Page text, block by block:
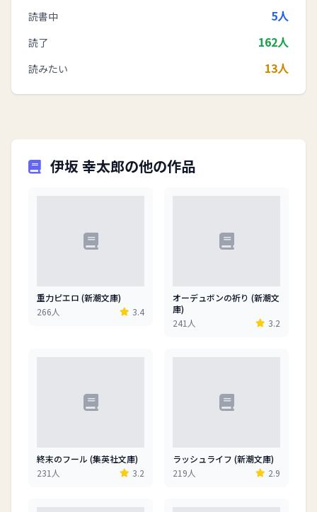
読書中 5人
読了 162人
読みたい 13人
伊坂 幸太郎の他の作品
重力ピエロ (新潮文庫)
266人
3.4
オーデュボンの祈り (新潮文
庫)
241人
3.2
終末のフール (集英社文庫)
231人
3.2
ラッシュライフ (新潮文庫)
219人
2.9